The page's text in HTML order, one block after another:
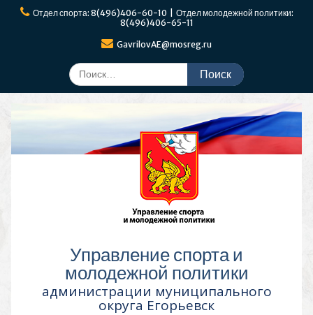
ПерейтиОтдел спорта: 8(496)406-60-10 | Отдел молодежной политики:
8(496)406-65-11
GavrilovAE@mosreg.ru
Поиск
по:
Управление спорта и
молодежной политики
администрации муниципального
округа Егорьевск